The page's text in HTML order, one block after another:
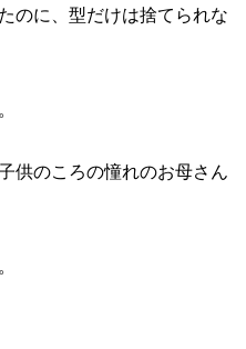
のに、型だけは捨てられな
供のころの憧れのお母さん